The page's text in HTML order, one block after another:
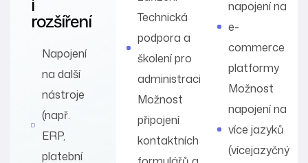
i
rozšíření
Napojení
na další
nástroje
(např.
ERP,
platební
Technická
podpora a
školení pro
administraci
Možnost
připojení
kontaktních
napojení na
e-
commerce
platformy
Možnost
napojení na
více jazyků
(vícejazyčný